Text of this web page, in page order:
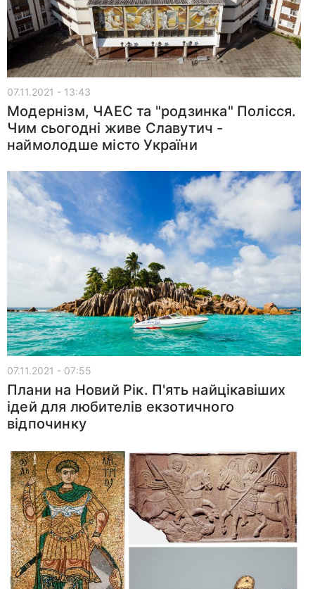
07.11.2021 - 13:43
Модернізм, ЧАЕС та "родзинка" Полісся.
Чим сьогодні живе Славутич -
наймолодше місто України
07.11.2021 - 07:55
Плани на Новий Рік. П'ять найцікавіших
ідей для любителів екзотичного
відпочинку